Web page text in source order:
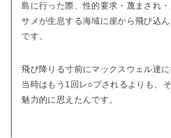
島に行った際、性的要求・蔑まされ
サメが生息する海域に崖から飛び込
です。
飛び降りる寸前にマックスウェル達に
当時はもう1回レ○プされるよりも、
魅力的に思えたんです。